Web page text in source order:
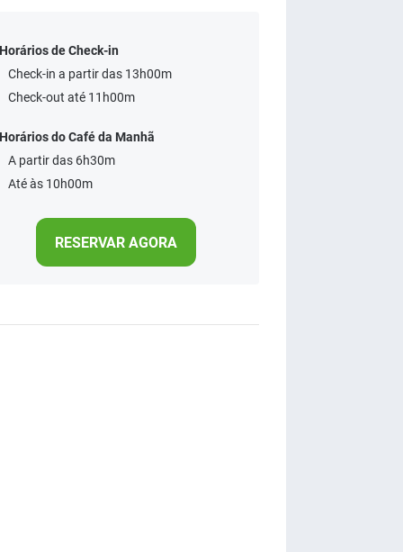
Horários de Check-in
Check-in a partir das 13h00m
Check-out até 11h00m
Horários do Café da Manhã
A partir das 6h30m
Até às 10h00m
RESERVAR AGORA